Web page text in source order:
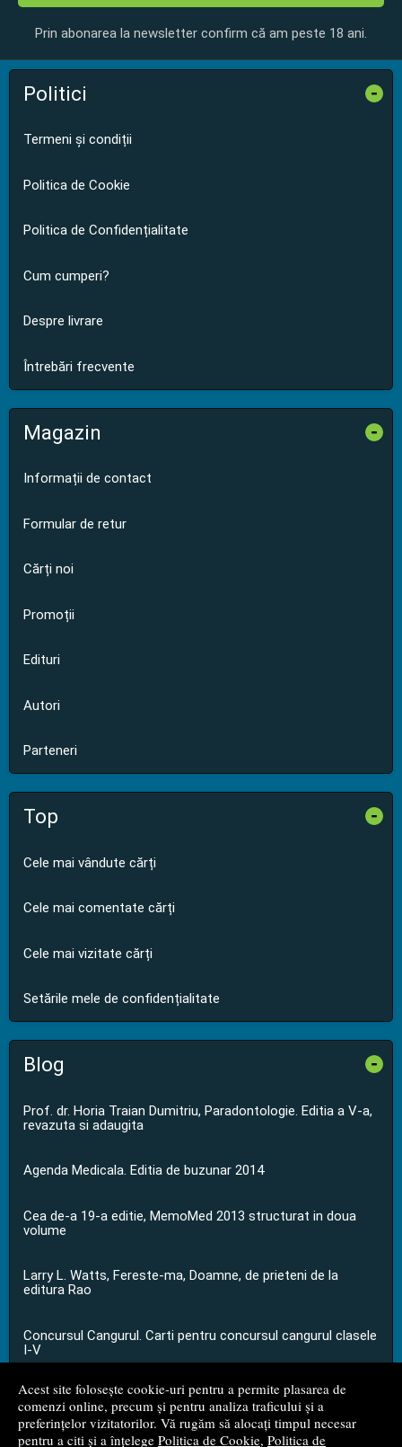
Acest site folosește cookie-uri pentru a permite plasarea de
comenzi online, precum și pentru analiza traficului și a
preferințelor vizitatorilor. Vă rugăm să alocați timpul necesar
pentru a citi și a înțelege Politica de Cookie, Politica de
Prin abonarea la newsletter confirm că am peste 18 ani.
Politici -
Termeni și condiții
Politica de Cookie
Politica de Confidențialitate
Cum cumperi?
Despre livrare
Întrebări frecvente
Magazin -
Informații de contact
Formular de retur
Cărți noi
Promoții
Edituri
Autori
Parteneri
Top -
Cele mai vândute cărți
Cele mai comentate cărți
Cele mai vizitate cărți
Setările mele de confidențialitate
Blog -
Prof. dr. Horia Traian Dumitriu, Paradontologie. Editia a V-a,
revazuta si adaugita
Agenda Medicala. Editia de buzunar 2014
Cea de-a 19-a editie, MemoMed 2013 structurat in doua
volume
Larry L. Watts, Fereste-ma, Doamne, de prieteni de la
editura Rao
Concursul Cangurul. Carti pentru concursul cangurul clasele
I-V
...toate știrile